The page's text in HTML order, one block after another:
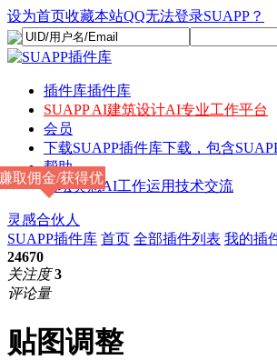
设为首页收藏本站QQ无法登录SUAPP？
插件库插件库
SUAPP AI建筑设计AI专业工作平台
会员
下载SUAPP插件库下载，包含
帮助
论坛灵感AI工作运用技术交流
灵感合伙人
取佣金/获得优
惠
SUAPP插件库 首页 全部插件列表 我的插
24670
关注度 3
评论量
贴图调整